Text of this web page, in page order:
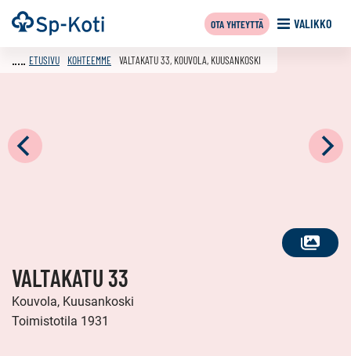
Siirry
sisältöön
Etusivu VALIKKO
OTA YHTEYTTÄ
KATSO
ETUSIVU KOHTEEMME VALTAKATU 33, KOUVOLA, KUUSANKOSKI
VALTAKATU 33
Kouvola, Kuusankoski
Toimistotila 1931